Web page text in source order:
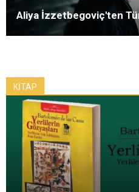
Aliya İzzetbegoviç'ten
KİTAP